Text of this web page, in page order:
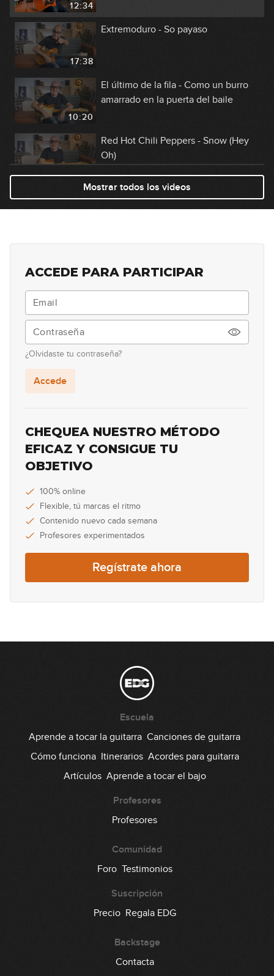
12:34
17:38
Extremoduro - So payaso
10:20
El último de la fila - Como un burro
amarrado en la puerta del baile
14:42
Red Hot Chili Peppers - Snow (Hey
Oh)
Mostrar todos los videos
ACCEDE PARA PARTICIPAR
¿Olvidaste tu contraseña?
Accede
CHEQUEA NUESTRO MÉTODO
EFICAZ Y CONSIGUE TU
OBJETIVO
100% online
Flexible, tú marcas el ritmo
Contenido nuevo cada semana
Profesores experimentados
Regístrate ahora
Escuela
Aprende a tocar la guitarra Canciones de guitarra
Cómo funciona Itinerarios Acordes para guitarra
Artículos Aprende a tocar el bajo
Profesores
Profesores
Comunidad
Foro Testimonios
Suscripción
Precio Regala EDG
Backstage
Contacta